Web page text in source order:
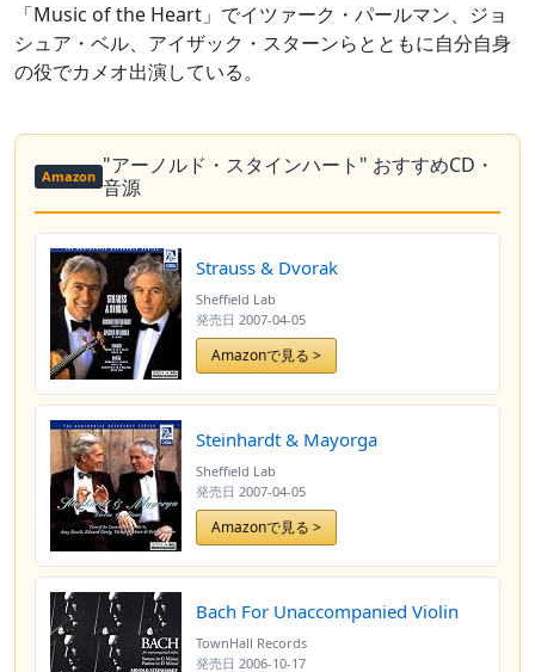
「Music of the Heart」でイツァーク・パールマン、ジョ
シュア・ベル、アイザック・スターンらとともに自分自身
の役でカメオ出演している。
Amazon "アーノルド・スタインハート" おすすめCD・
音源
Strauss & Dvorak
Sheffield Lab
発売日 2007-04-05
Amazonで見る >
Steinhardt & Mayorga
Sheffield Lab
発売日 2007-04-05
Amazonで見る >
Bach For Unaccompanied Violin
TownHall Records
発売日 2006-10-17